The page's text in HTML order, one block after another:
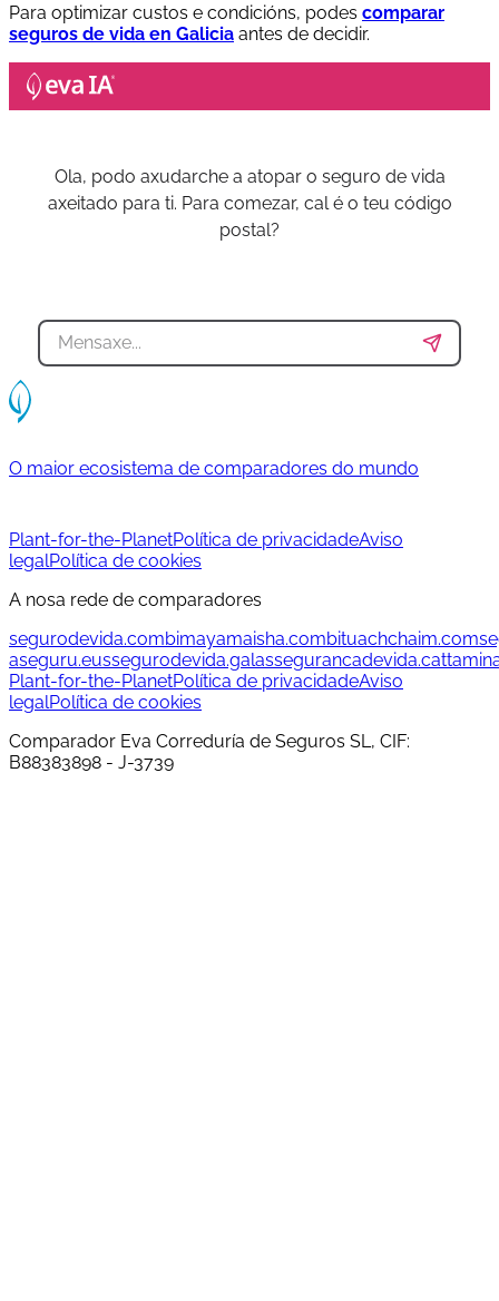
Para optimizar custos e condicións, podes comparar
seguros de vida en Galicia antes de decidir.
Ola, podo axudarche a atopar o seguro de vida
axeitado para ti. Para comezar, cal é o teu código
postal?
O maior ecosistema de comparadores do mundo
Plant-for-the-PlanetPolítica de privacidadeAviso
legalPolítica de cookies
A nosa rede de comparadores
segurodevida.combimayamaisha.combituachchaim.com
aseguru.eussegurodevida.galassegurancadevida.cat
Plant-for-the-PlanetPolítica de privacidadeAviso
legalPolítica de cookies
Comparador Eva Correduría de Seguros SL, CIF:
B88383898 - J-3739